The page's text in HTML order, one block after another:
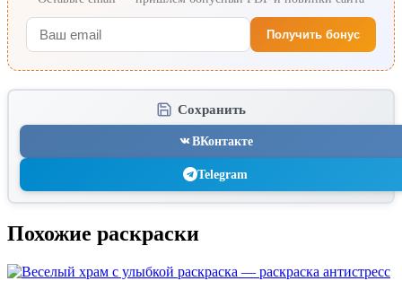
Получить бонус
Сохранить
ВКонтакте
Telegram
Похожие раскраски